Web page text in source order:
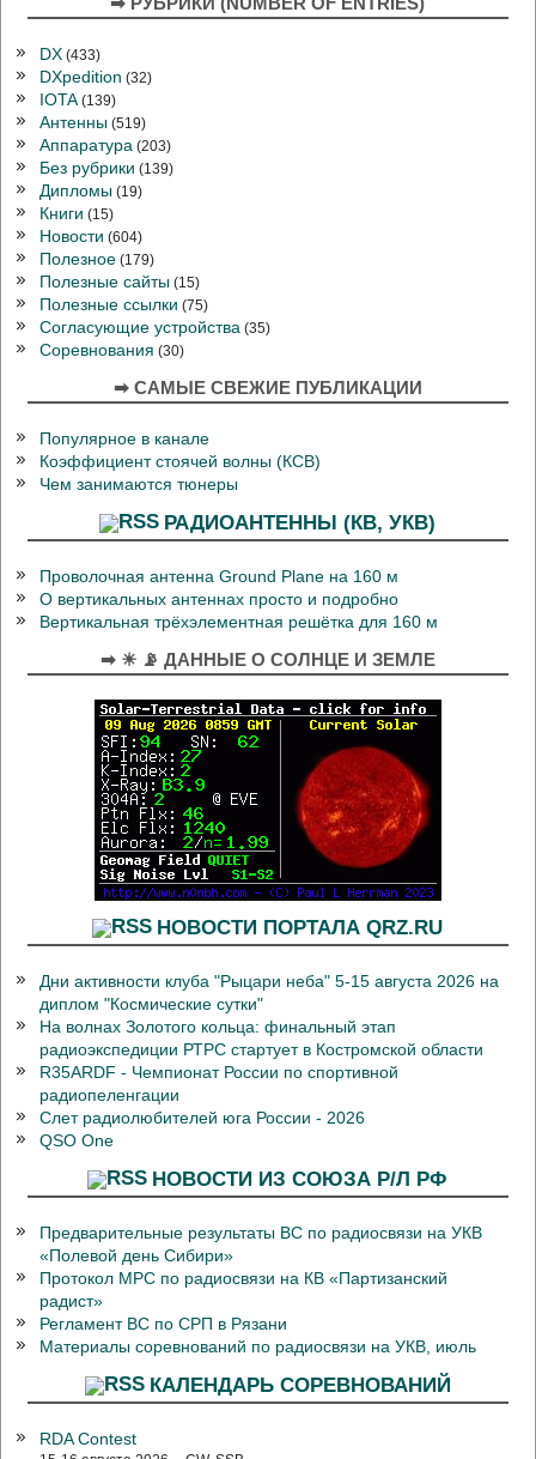
DX (433)
DXpedition (32)
IOTA(139)
Антенны (519)
Аппаратура (203)
Без рубрики (139)
Дипломы (19)
Книги (15)
Новости (604)
Полезное (179)
Полезные сайты (15)
Полезные ссылки (75)
Согласующие устройства (35)
Соревнования (30)
➡ САМЫЕ СВЕЖИЕ ПУБЛИКАЦИИ
Популярное в канале
Коэффициент стоячей волны (КСВ)
Чем занимаются тюнеры
РАДИОАНТЕННЫ (КВ, УКВ)
Проволочная антенна Ground Plane на 160 м
О вертикальных антеннах просто и подробно
Вертикальная трёхэлементная решётка для 160 м
➡ ☀ 📡 ДАННЫЕ О СОЛНЦЕ И ЗЕМЛЕ
НОВОСТИ ПОРТАЛА QRZ.RU
Дни активности клуба "Рыцари неба" 5-15 августа 2026 на
диплом "Космические сутки"
На волнах Золотого кольца: финальный этап
радиоэкспедиции РТРС стартует в Костромской области
R35ARDF - Чемпионат России по спортивной
радиопеленгации
Слет радиолюбителей юга России - 2026
QSO One
НОВОСТИ ИЗ СОЮЗА Р/Л РФ
Предварительные результаты ВС по радиосвязи на УКВ
«Полевой день Сибири»
Протокол МРС по радиосвязи на КВ «Партизанский
радист»
Регламент ВС по СРП в Рязани
Материалы соревнований по радиосвязи на УКВ, июль
КАЛЕНДАРЬ СОРЕВНОВАНИЙ
RDA Contest